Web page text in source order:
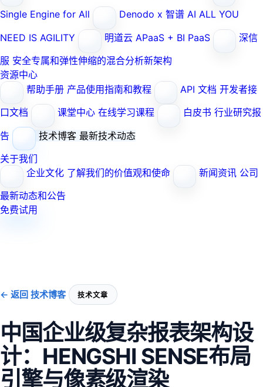
Single Engine for All
Denodo x 智谱 AI ALL YOU
NEED IS AGILITY
明道云 APaaS + BI PaaS
深信
服 安全专属和弹性伸缩的混合分析新架构
资源中心
帮助手册 产品使用指南和教程 API 文档 开发者接
口文档
课堂中心 在线学习课程 白皮书 行业研究报
告
技术博客 最新技术动态
关于我们
企业文化 了解我们的价值观和使命 新闻资讯 公司
最新动态和公告
免费试用
← 返回 技术博客 技术文章
中国企业级复杂报表架构设
计：HENGSHI SENSE布局
引擎与像素级渲染